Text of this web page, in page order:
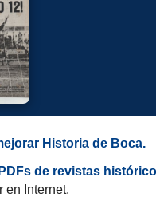
Historia de Boca.
PDFs de revistas
en Internet.